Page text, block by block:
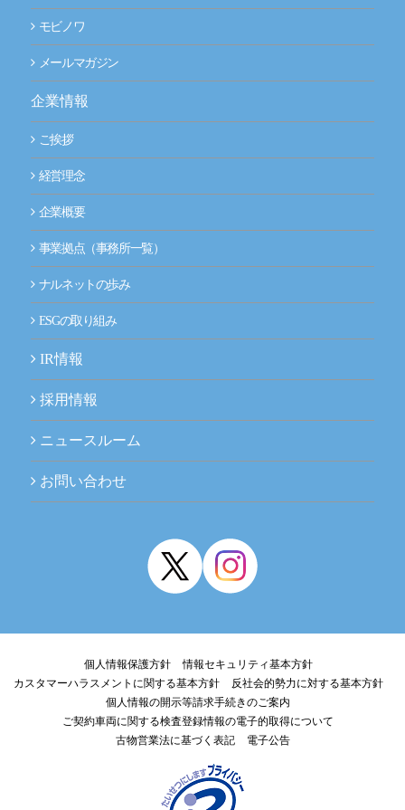
モビノワ
メールマガジン
企業情報
ご挨拶
経営理念
企業概要
事業拠点（事務所一覧）
ナルネットの歩み
ESGの取り組み
IR情報
採用情報
ニュースルーム
お問い合わせ
個人情報保護方針
情報セキュリティ基本方針
カスタマーハラスメントに関する基本方針
反社会的勢力に対する基本方針
個人情報の開示等請求手続きのご案内
ご契約車両に関する検査登録情報の電子的取得について
古物営業法に基づく表記
電子公告